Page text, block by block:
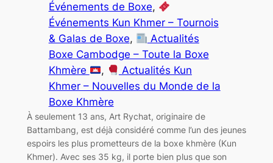
Événements de Boxe,
Événements Kun Khmer – Tournois
& Galas de Boxe,
Actualités
Boxe Cambodge – Toute la Boxe
Khmère
,
Actualités Kun
Khmer – Nouvelles du Monde de la
Boxe Khmère
À seulement 13 ans, Art Rychat, originaire de
Battambang, est déjà considéré comme l’un des jeunes
espoirs les plus prometteurs de la boxe khmère (Kun
Khmer). Avec ses 35 kg, il porte bien plus que son